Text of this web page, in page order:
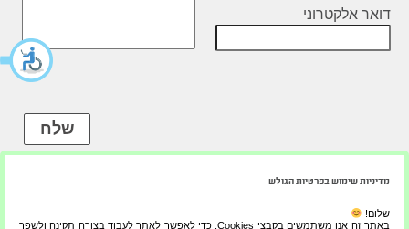
דואר אלקטרוני
מדיניות שימוש בפרטיות הגולש
שלום!
באתר זה אנו משתמשים בקבצי Cookies, כדי לאפשר לאתר לעבוד בצורה תקינה ולשפר